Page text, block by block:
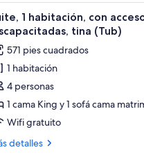
en la pared.
de madera, un sofá gris,
6
1 habitación, con
tina (Tub)
571 pies cuadrados
1 habitación
4 personas
1 cama King y 1 sofá cama
Wifi gratuito
detalles